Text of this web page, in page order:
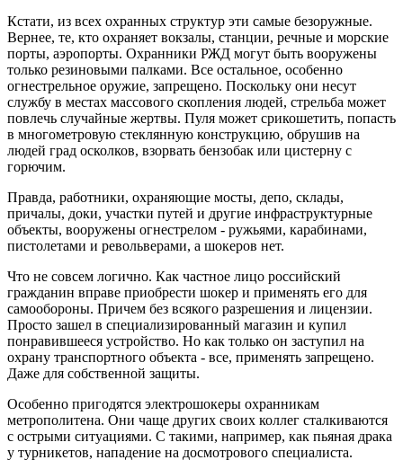
Кстати, из всех охранных структур эти самые безоружные.
Вернее, те, кто охраняет вокзалы, станции, речные и морские
порты, аэропорты. Охранники РЖД могут быть вооружены
только резиновыми палками. Все остальное, особенно
огнестрельное оружие, запрещено. Поскольку они несут
службу в местах массового скопления людей, стрельба может
повлечь случайные жертвы. Пуля может срикошетить, попасть
в многометровую стеклянную конструкцию, обрушив на
людей град осколков, взорвать бензобак или цистерну с
горючим.
Правда, работники, охраняющие мосты, депо, склады,
причалы, доки, участки путей и другие инфраструктурные
объекты, вооружены огнестрелом - ружьями, карабинами,
пистолетами и револьверами, а шокеров нет.
Что не совсем логично. Как частное лицо российский
гражданин вправе приобрести шокер и применять его для
самообороны. Причем без всякого разрешения и лицензии.
Просто зашел в специализированный магазин и купил
понравившееся устройство. Но как только он заступил на
охрану транспортного объекта - все, применять запрещено.
Даже для собственной защиты.
Особенно пригодятся электрошокеры охранникам
метрополитена. Они чаще других своих коллег сталкиваются
с острыми ситуациями. С такими, например, как пьяная драка
у турникетов, нападение на досмотрового специалиста.